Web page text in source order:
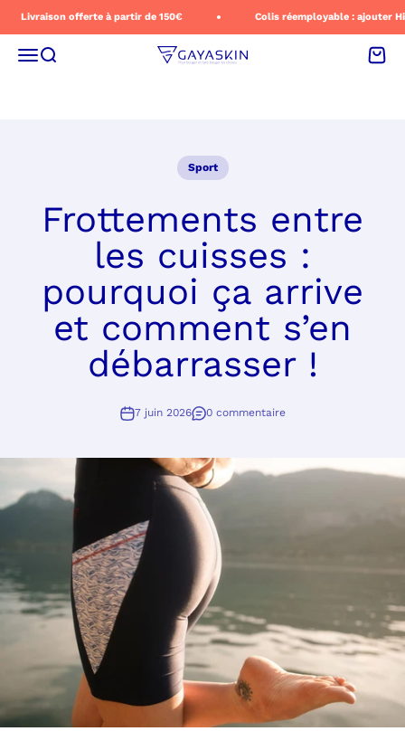
Livraison offerte à partir de 150€ Colis réemployable : ajouter
MenuRecherche gayaskin Panier
Sport
Frottements entre
les cuisses :
pourquoi ça arrive
et comment s’en
débarrasser !
7 juin 2026 0 commentaire